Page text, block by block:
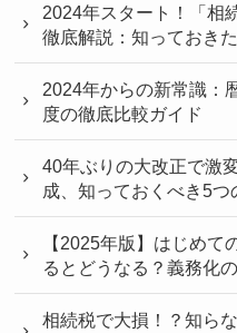
2024年スタート！「相
徹底解説：知っておき
2024年からの新常識：
度の徹底比較ガイド
40年ぶりの大改正で激
成、知っておくべき5つ
【2025年版】はじめて
るとどうなる？義務化
相続税で大損！？知ら